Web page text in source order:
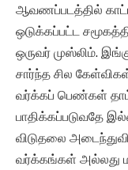
ஆவணப்படத்தில்
ஒடுக்கப்பட்ட
ஒருவர் முஸ்லிம்.
சார்ந்த சில
வர்க்கப் பெண்கள்
பாதிக்கப்படுவதே
விடுதலை
வர்க்கங்கள் அல்லது